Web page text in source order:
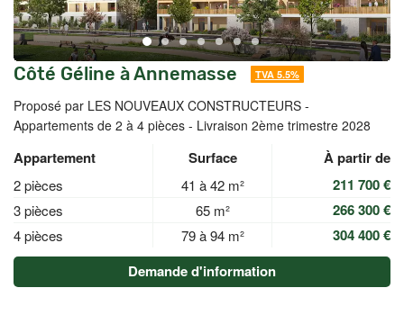
Côté Géline à Annemasse TVA 5.5%
Proposé par LES NOUVEAUX CONSTRUCTEURS -
Appartements de 2 à 4 pièces - Livraison 2ème trimestre 2028
Appartement Surface À partir de
2 pièces 41 à 42 m² 211 700 €
3 pièces 65 m² 266 300 €
4 pièces 79 à 94 m²
304 400 €
Demande d'information